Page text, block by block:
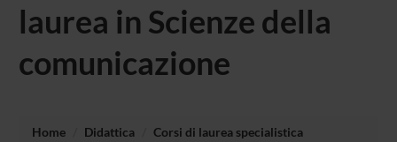
laurea in Scienze della
comunicazione
Home Didattica
Corsi di laurea specialistica